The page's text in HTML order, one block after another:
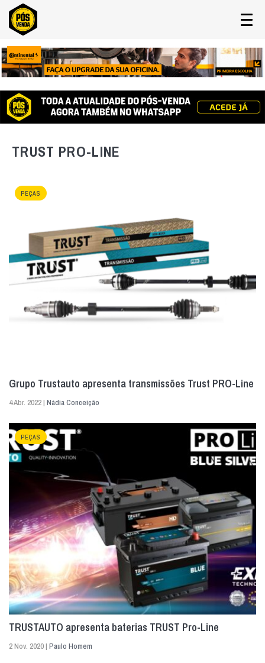
TRUST PRO-LINE
PEÇAS
Grupo Trustauto apresenta transmissões Trust PRO-Line
4 Abr. 2022 | Nádia Conceição
PEÇAS
TRUSTAUTO apresenta baterias TRUST Pro-Line
2 Nov. 2020 | Paulo Homem